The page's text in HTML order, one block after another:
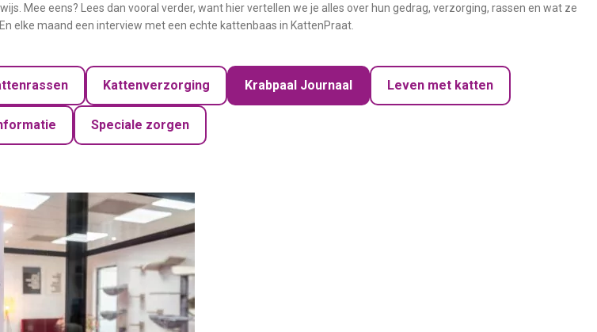
Mee eens? Lees dan vooral verder, want hier vertellen we je alles over hun gedrag, verzorging, rassen en wat ze
elke maand een interview met een echte kattenbaas in KattenPraat.
Kattenverzorging Krabpaal Journaal Leven met katten
Speciale zorgen